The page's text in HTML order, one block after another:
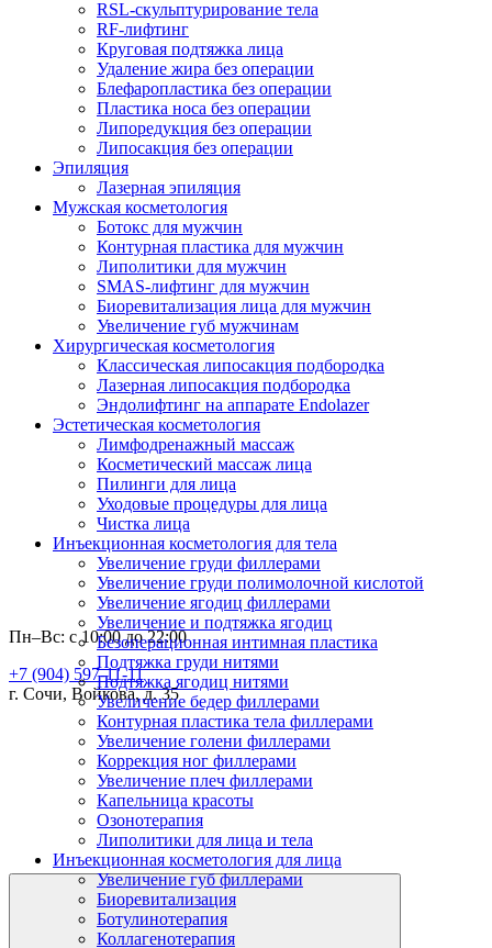
Пн–Вс: с 10:00 до 22:00
+7 (904) 597-11-11
г. Сочи, Войкова, д. 35
RSL-скульптурирование тела
RF-лифтинг
Круговая подтяжка лица
Удаление жира без операции
Блефаропластика без операции
Пластика носа без операции
Липоредукция без операции
Липосакция без операции
Эпиляция
Лазерная эпиляция
Мужская косметология
Ботокс для мужчин
Контурная пластика для мужчин
Липолитики для мужчин
SMAS-лифтинг для мужчин
Биоревитализация лица для мужчин
Увеличение губ мужчинам
Хирургическая косметология
Классическая липосакция подбородка
Лазерная липосакция подбородка
Эндолифтинг на аппарате Endolazer
Эстетическая косметология
Лимфодренажный массаж
Косметический массаж лица
Пилинги для лица
Уходовые процедуры для лица
Чистка лица
Инъекционная косметология для тела
Увеличение груди филлерами
Увеличение груди полимолочной кислотой
Увеличение ягодиц филлерами
Увеличение и подтяжка ягодиц
Безоперационная интимная пластика
Подтяжка груди нитями
Подтяжка ягодиц нитями
Увеличение бедер филлерами
Контурная пластика тела филлерами
Увеличение голени филлерами
Коррекция ног филлерами
Увеличение плеч филлерами
Капельница красоты
Озонотерапия
Липолитики для лица и тела
Инъекционная косметология для лица
Увеличение губ филлерами
Биоревитализация
Ботулинотерапия
Коллагенотерапия